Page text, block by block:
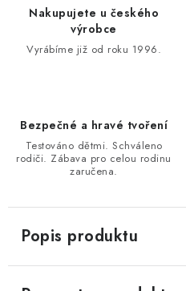
Nakupujete u českého
výrobce
Vyrábíme již od roku 1996.
Bezpečné a hravé tvoření
Testováno dětmi. Schváleno
rodiči. Zábava pro celou rodinu
zaručena.
Popis produktu